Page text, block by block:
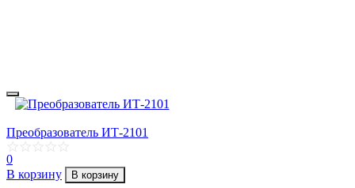
Преобразователь ИТ-2101
0
В корзину
В корзину